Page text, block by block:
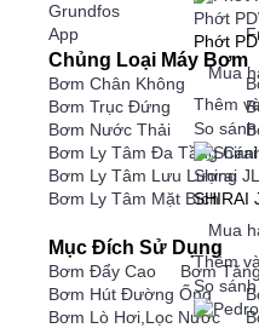
Grundfos
App
Chủng Loại Máy Bơm
Bơm Chân Không
Bơm Trục Đứng
Bơm Nước Thải
Bơm Ly Tâm Đa Tầng
Bơm Ly Tâm Lưu Lượng
Bơm Ly Tâm Mặt Bích
Mục Đích Sử Dụng
Bơm Đẩy Cao Bơm
Bơm Hút Đường Ống
Bơm Lò Hơi,Lọc Nước
Phớt
Phớt
Mua
Thêm
So
Shirai
SHIRAI
Mua
Thêm
So